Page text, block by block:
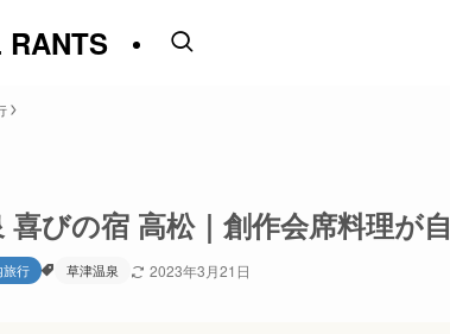
RANTS
喜びの宿 高松｜創作会席料理が
旅行 草津温泉 2023年3月21日